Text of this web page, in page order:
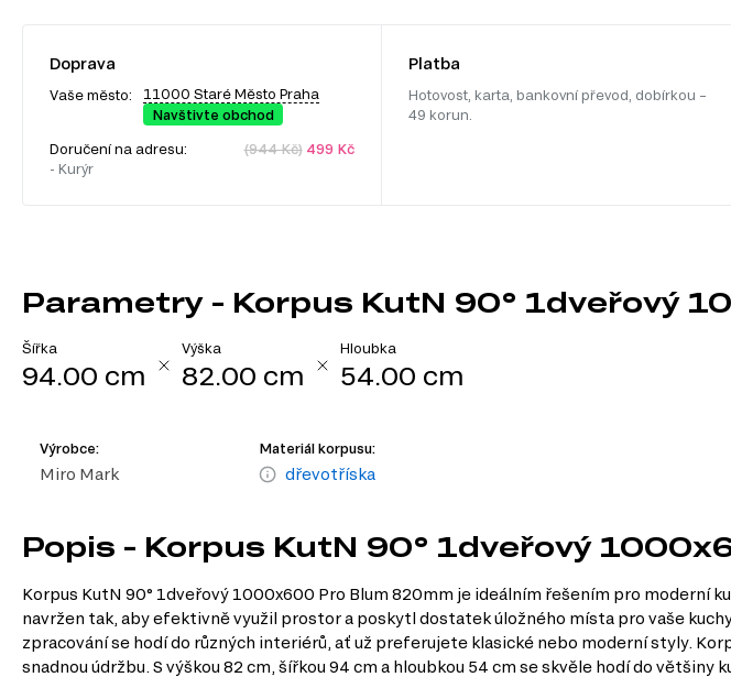
Doprava
Vaše město:
11000 Staré Město Praha
Navštivte obchod
Doručení na adresu:
- Kurýr
(944 Kč)499 Kč
Platba
Hotovost, karta, bankovní převod, dobírkou –
49 korun.
Parametry - Korpus KutN 90° 1dveřový
Šířka
94.00 cm
Výška
82.00 cm
Hloubka
54.00 cm
Výrobce:
Miro Mark
Materiál korpusu:
dřevotříska
Popis - Korpus KutN 90° 1dveřový
Korpus KutN 90° 1dveřový 1000x600 Pro Blum 820mm je ideálním řešením pro moderní
navržen tak, aby efektivně využil prostor a poskytl dostatek úložného místa pro vaše
zpracování se hodí do různých interiérů, ať už preferujete klasické nebo moderní styly.
snadnou údržbu. S výškou 82 cm, šířkou 94 cm a hloubkou 54 cm se skvěle hodí do